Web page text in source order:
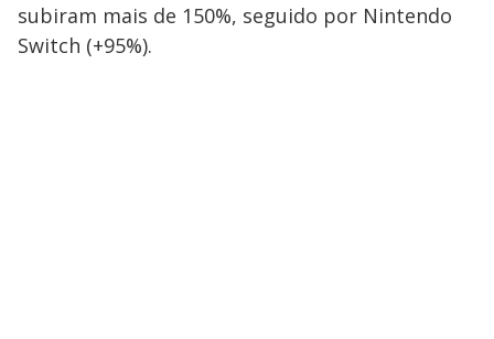
subiram mais de 150%, seguido por Nintendo
Switch (+95%).